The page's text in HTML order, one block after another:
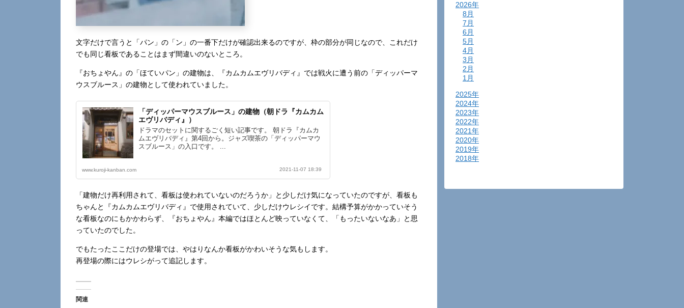
文字だけで言うと「パン」の「ン」の一番下だけが確認出来るのですが、枠の部分が同じなので、これだけ
でも同じ看板であることはまず間違いのないところ。
『おちょやん』の「ほていパン」の建物は、『カムカムエヴリバディ』では戦火に遭う前の「ディッパーマ
ウスブルース」の建物として使われていました。
「ディッパーマウスブルース」の建物（朝ドラ『カムカム
エヴリバディ』）
ドラマのセットに関するごく短い記事です。 朝ドラ『カムカ
ムエヴリバディ』第4回から。ジャズ喫茶の「ディッパーマウ
スブルース」の入口です。 ...
www.kuroji-kanban.com 2021-11-07 18:39
「建物だけ再利用されて、看板は使われていないのだろうか」と少しだけ気になっていたのですが、看板も
ちゃんと『カムカムエヴリバディ』で使用されていて、少しだけウレシイです。結構予算がかかっていそう
な看板なのにもかかわらず、『おちょやん』本編ではほとんど映っていなくて、「もったいないなあ」と思
っていたのでした。
でもたったここだけの登場では、やはりなんか看板がかわいそうな気もします。
再登場の際にはウレシがって追記します。
関連
2026年
8月
7月
6月
5月
4月
3月
2月
1月
2025年
2024年
2023年
2022年
2021年
2020年
2019年
2018年